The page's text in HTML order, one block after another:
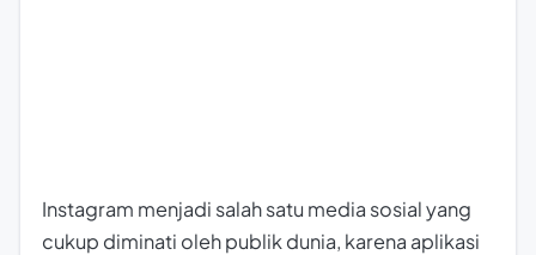
Instagram menjadi salah satu media sosial yang
cukup diminati oleh publik dunia, karena aplikasi